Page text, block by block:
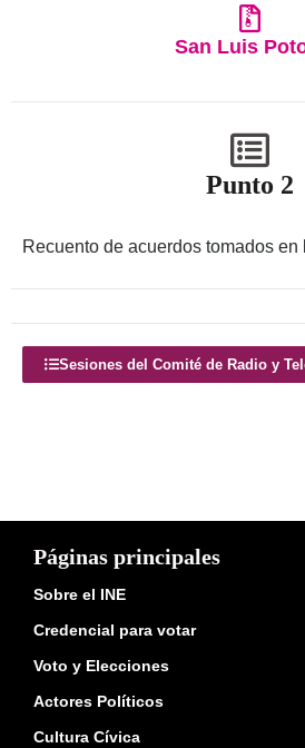
San Luis
Punto 2
Recuento de acuerdos tomados en
Sesiones del Comité de Radio y
Páginas principales
Sobre el INE
Credencial para votar
Voto y Elecciones
Actores Políticos
Cultura Cívica